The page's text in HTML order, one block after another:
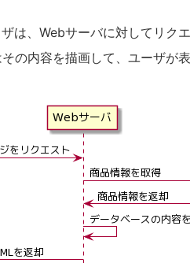
は、Webサーバに対してリク
の内容を描画して、ユーザが